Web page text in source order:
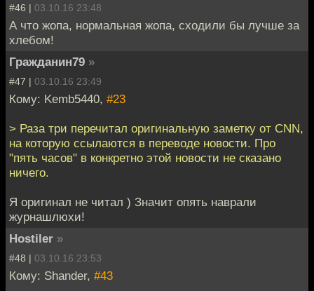
#46 | 03.10.16 23:48
А что жопа, нормальная жопа, сходили бы лучше за
хлебом!
Гражданин79 »
#47 | 03.10.16 23:49
Кому: Kemb5440, #23
> Раза три перечитал оригинальную заметку от CNN,
на которую ссылаются в переводе новости. Про
"пять часов" в конкретно этой новости не сказано
ничего.
Я оригинал не читал ) Значит опять наврали
журнашлюхи!
Hostiler »
#48 | 03.10.16 23:53
Кому: Shander, #43